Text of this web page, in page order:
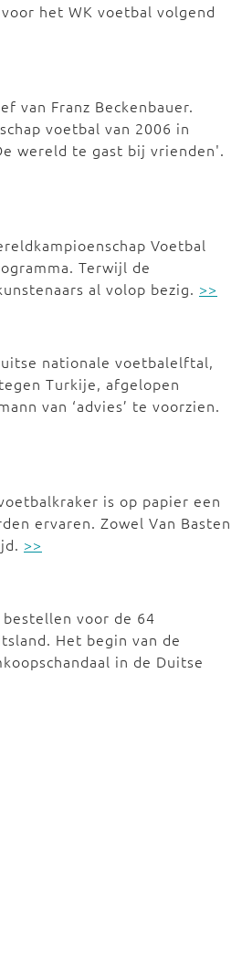
het WK voetbal volgend
van Franz Beckenbauer.
voetbal van 2006 in
wereld te gast bij vrienden'.
Voetbal
Terwijl de
al volop bezig. >>
nationale voetbalelftal,
Turkije, afgelopen
van ‘advies’ te voorzien.
is op papier een
ervaren. Zowel Van Basten
>>
voor de 64
Het begin van de
in de Duitse